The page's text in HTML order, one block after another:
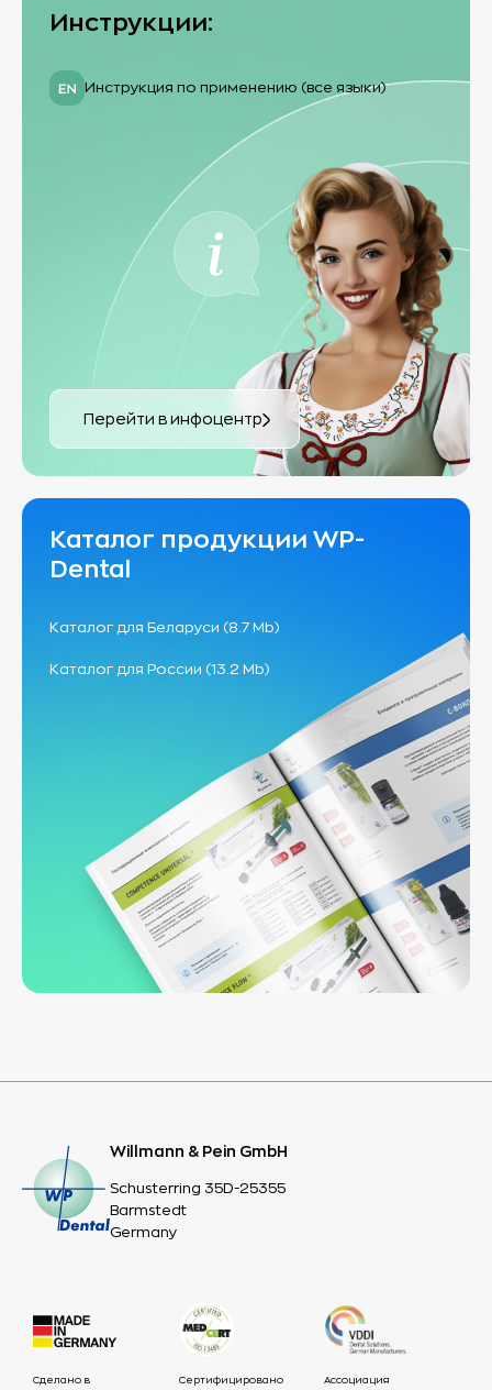
Инструкции:
Инструкция по применению (все языки)
Перейти в инфоцентр
Каталог продукции WP-
Dental
Каталог для Беларуси (8.7 Mb)
Каталог для России (13.2 Mb)
Willmann & Pein GmbH
Schusterring 35D-25355
Barmstedt
Germany
Сделано в Сертифицировано Ассоциация